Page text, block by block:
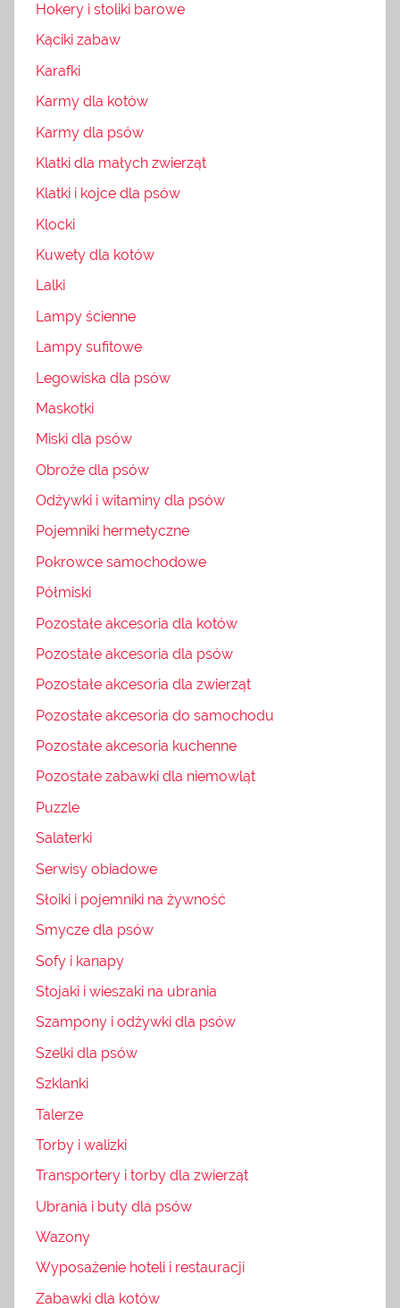
Hokery i stoliki barowe
Kąciki zabaw
Karafki
Karmy dla kotów
Karmy dla psów
Klatki dla małych zwierząt
Klatki i kojce dla psów
Klocki
Kuwety dla kotów
Lalki
Lampy ścienne
Lampy sufitowe
Legowiska dla psów
Maskotki
Miski dla psów
Obroże dla psów
Odżywki i witaminy dla psów
Pojemniki hermetyczne
Pokrowce samochodowe
Półmiski
Pozostałe akcesoria dla kotów
Pozostałe akcesoria dla psów
Pozostałe akcesoria dla zwierząt
Pozostałe akcesoria do samochodu
Pozostałe akcesoria kuchenne
Pozostałe zabawki dla niemowląt
Puzzle
Salaterki
Serwisy obiadowe
Słoiki i pojemniki na żywność
Smycze dla psów
Sofy i kanapy
Stojaki i wieszaki na ubrania
Szampony i odżywki dla psów
Szelki dla psów
Szklanki
Talerze
Torby i walizki
Transportery i torby dla zwierząt
Ubrania i buty dla psów
Wazony
Wyposażenie hoteli i restauracji
Zabawki dla kotów